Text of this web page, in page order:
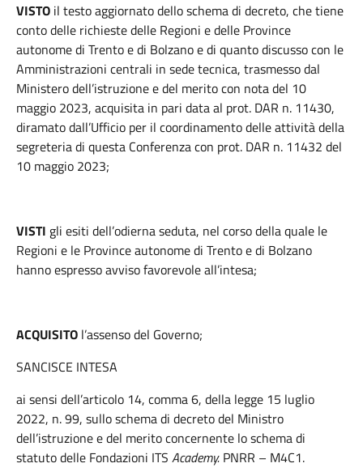
VISTO il testo aggiornato dello schema di decreto, che tiene
conto delle richieste delle Regioni e delle Province
autonome di Trento e di Bolzano e di quanto discusso con le
Amministrazioni centrali in sede tecnica, trasmesso dal
Ministero dell’istruzione e del merito con nota del 10
maggio 2023, acquisita in pari data al prot. DAR n. 11430,
diramato dall’Ufficio per il coordinamento delle attività della
segreteria di questa Conferenza con prot. DAR n. 11432 del
10 maggio 2023;
VISTI gli esiti dell’odierna seduta, nel corso della quale le
Regioni e le Province autonome di Trento e di Bolzano
hanno espresso avviso favorevole all’intesa;
ACQUISITO l’assenso del Governo;
SANCISCE INTESA
ai sensi dell’articolo 14, comma 6, della legge 15 luglio
2022, n. 99, sullo schema di decreto del Ministro
dell’istruzione e del merito concernente lo schema di
statuto delle Fondazioni ITS Academy. PNRR – M4C1.